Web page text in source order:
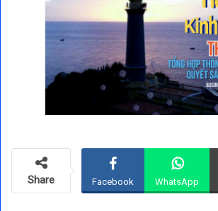
Share Facebook WhatsApp